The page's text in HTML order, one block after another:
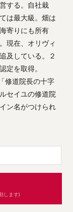
する。自社栽
は最大級。畑は
寄りにも所有
現在、オリヴィ
及している。２
定を取得。
修道院長の十字
セイユの修道院
ン名がつけられ
します)